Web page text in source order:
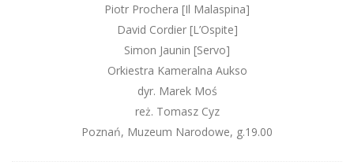
Piotr Prochera [Il Malaspina]
David Cordier [L’Ospite]
Simon Jaunin [Servo]
Orkiestra Kameralna Aukso
dyr. Marek Moś
reż. Tomasz Cyz
Poznań, Muzeum Narodowe, g.19.00